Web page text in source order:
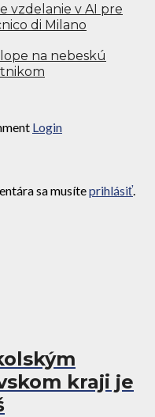
vzdelanie v AI pre
di Milano
na nebeskú
Login
sa musíteprihlásiť.
kraji je